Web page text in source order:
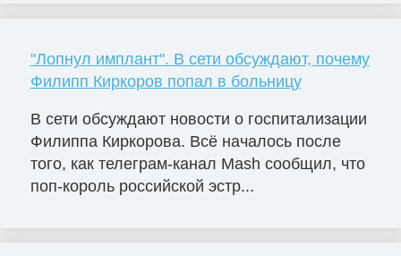
"Лопнул имплант". В сети обсуждают, почему
Филипп Киркоров попал в больницу
В сети обсуждают новости о госпитализации
Филиппа Киркорова. Всё началось после
того, как телеграм-канал Mash сообщил, что
поп-король российской эстр...